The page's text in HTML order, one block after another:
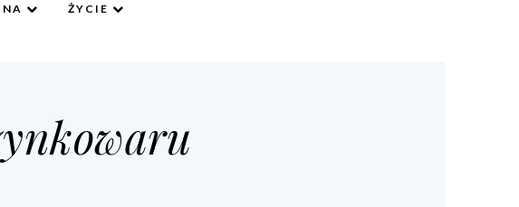
ŻYCIE